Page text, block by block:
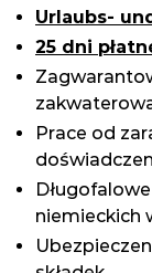
Urlaubs-
25 dni
Prace od
niemieckich